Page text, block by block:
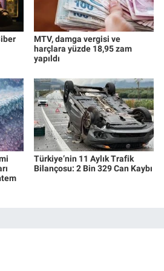
MTV, damga vergisi ve
harçlara yüzde 18,95 zam
yapıldı
Türkiye’nin 11 Aylık Trafik
Bilançosu: 2 Bin 329 Can Kaybı